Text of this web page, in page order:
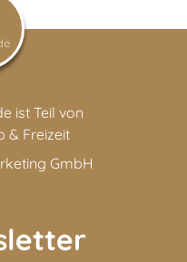
ist Teil von
& Freizeit
GmbH